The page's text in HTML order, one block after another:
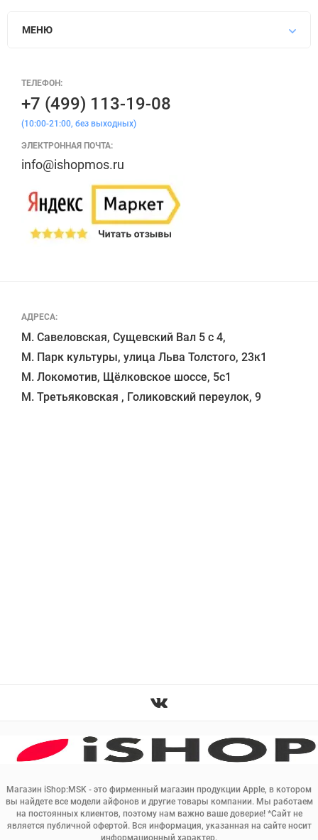
Магазин iShop:MSK - это фирменный магазин продукции Apple, в котором
вы найдете все модели айфонов и другие товары компании. Мы работаем
на постоянных клиентов, поэтому нам важно ваше доверие! *Сайт не
является публичной офертой. Вся информация, указанная на сайте носит
информационный характер.
МЕНЮ
АДРЕСА:
М. Савеловская, Сущевский Вал 5 с 4,
М. Парк культуры, улица Льва Толстого, 23к1
М. Локомотив, Щёлковское шоссе, 5с1
ТЕЛЕФОН:
+7 (499) 113-19-08
(10:00-21:00, без выходных)
ЭЛЕКТРОННАЯ ПОЧТА:
info@ishopmos.ru